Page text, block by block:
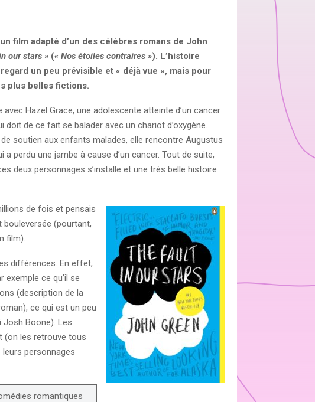
film adapté d’un des célèbres romans de John
our stars » (« Nos étoiles contraires »). L’histoire
un peu prévisible et « déjà vue », mais pour
plus belles fictions.
Hazel Grace, une adolescente atteinte d’un cancer
doit de ce fait se balader avec un chariot d’oxygène.
de soutien aux enfants malades, elle rencontre Augustus
a perdu une jambe à cause d’un cancer. Tout de suite,
deux personnages s’installe et une très belle histoire
de fois et pensais
bouleversée (pourtant,
film).
différences. En effet,
ce qu’il se
(description de la
ce qui est un peu
Josh Boone). Les
(on les retrouve tous
personnages
romantiques